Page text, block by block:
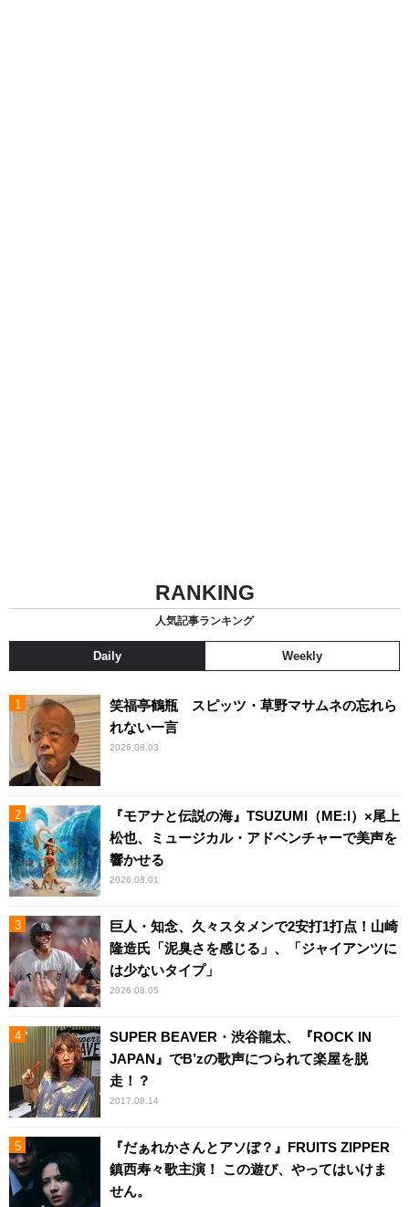
RANKING
人気記事ランキング
Daily Weekly
笑福亭鶴瓶 スピッツ・草野マサムネの忘れら
れない一言
2026.08.03
『モアナと伝説の海』TSUZUMI（ME:I）×尾上
松也、ミュージカル・アドベンチャーで美声を
響かせる
2026.08.01
巨人・知念、久々スタメンで2安打1打点！山崎
隆造氏「泥臭さを感じる」、「ジャイアンツに
は少ないタイプ」
2026.08.05
SUPER BEAVER・渋谷龍太、『ROCK IN
JAPAN』でB’zの歌声につられて楽屋を脱
走！？
2017.08.14
『だぁれかさんとアソぼ？』FRUITS ZIPPER
鎮西寿々歌主演！ この遊び、やってはいけま
せん。